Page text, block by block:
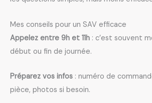
Mes conseils pour un SAV efficace
Appelez entre 9h et 11h : c’est souvent
début ou fin de journée.
Préparez vos infos : numéro de
pièce, photos si besoin.